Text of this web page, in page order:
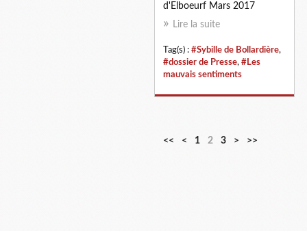
d'Elboeurf Mars 2017
Lire la suite
Tag(s) : #Sybille de Bollardière,
#dossier de Presse, #Les
mauvais sentiments
<< < 1 2 3 > >>